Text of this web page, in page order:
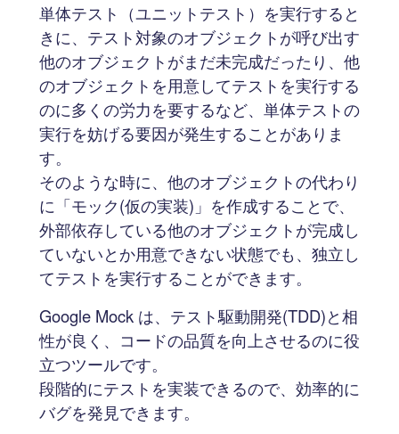
単体テスト（ユニットテスト）を実行すると
きに、テスト対象のオブジェクトが呼び出す
他のオブジェクトがまだ未完成だったり、他
のオブジェクトを用意してテストを実行する
のに多くの労力を要するなど、単体テストの
実行を妨げる要因が発生することがありま
す。
そのような時に、他のオブジェクトの代わり
に「モック(仮の実装)」を作成することで、
外部依存している他のオブジェクトが完成し
ていないとか用意できない状態でも、独立し
てテストを実行することができます。
Google Mock は、テスト駆動開発(TDD)と相
性が良く、コードの品質を向上させるのに役
立つツールです。
段階的にテストを実装できるので、効率的に
バグを発見できます。